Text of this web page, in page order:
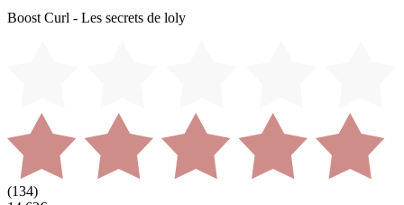
Boost Curl - Les secrets de loly
(134)